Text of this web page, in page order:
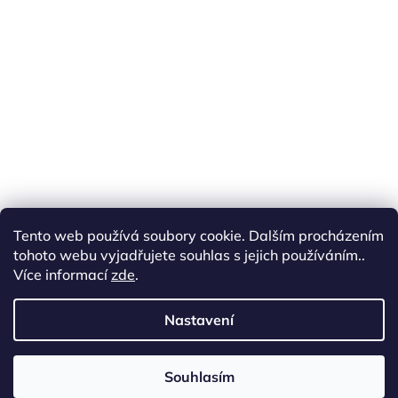
Tento web používá soubory cookie. Dalším procházením
tohoto webu vyjadřujete souhlas s jejich používáním..
Více informacízde.
Nastavení
Souhlasím
Sledovat na Instagramu